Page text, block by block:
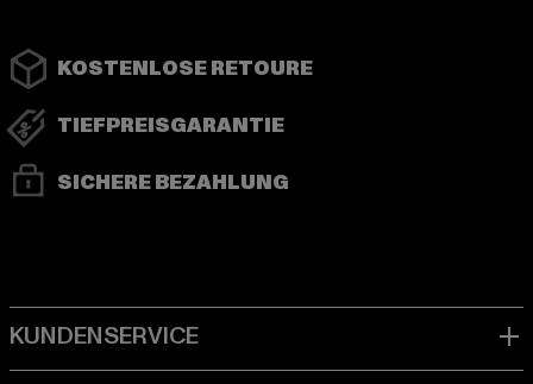
KOSTENLOSE RETOURE
TIEFPREISGARANTIE
SICHERE BEZAHLUNG